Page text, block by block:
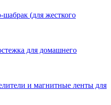
шабрак (для жесткого
для домашнего
и магнитные ленты для